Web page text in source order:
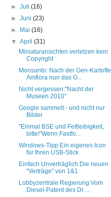
►Juli(16)
►Juni(23)
►
Mai(16)
▼April(31)
Miniaturansichten verletzen kein
Copyright
Monsanto: Nach der Gen-Kartoffel
Amflora nun das G...
Nicht vergessen:"Nacht der
Museen 2010"
Google sammelt - und nicht nur
Bilder
"Einmal BSE und Fettleibigkeit,
bitte!"Wenn Fastfo...
Windows-Tipp:Ein eigenes Icon
für Ihren USB-Stick
Einfach Unverträglich:Die neuen
"Verträge" von 1&1
Lobbyzentrale Regierung:Vom
Diesel-Patent des Dr. ...